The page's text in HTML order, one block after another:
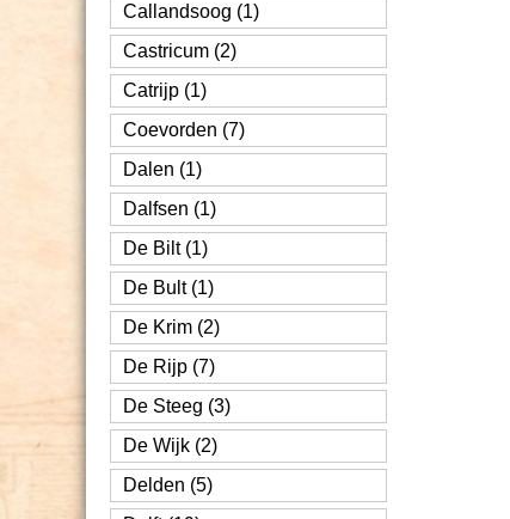
Callandsoog (1)
Castricum (2)
Catrijp (1)
Coevorden (7)
Dalen (1)
Dalfsen (1)
De Bilt (1)
De Bult (1)
De Krim (2)
De Rijp (7)
De Steeg (3)
De Wijk (2)
Delden (5)